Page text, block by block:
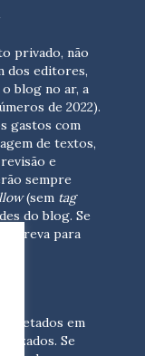
privado, não
dos editores,
blog no ar, a
de 2022).
gastos com
de textos,
e
sempre
(sem tag
do blog. Se
escreva para
coletados em
Se